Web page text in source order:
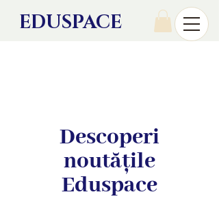
EDUSPACE
Descoperi
noutățile
Eduspace